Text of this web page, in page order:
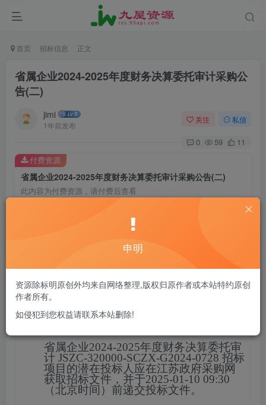
首页 招标信息 正文
省属企业2024-2025年度财务决算委托审计采购公
告(二)
jimi
1年前发布
关注 私信
0 59 11
省属企业2024-2025年度财务决算委托审计采购公告(二)
此内容为付费资源，请付费后查看
20
您当前未登录！建议登陆后购买，可保存购买订单
付费资源
省属企业2024-2025年度财务决算委托审
计 JSZC-320000-SCZX-G2024-0728 招标
项目的潜在投标人应在江苏政府采购网
获取招标文件，并于2025-01-10 09:30
（北京时间）前递交投标文件。
申明
资源除标明原创外均来自网络整理,版权归原作者或本站特约原创
作者所有。
如侵犯到您权益请联系本站删除!